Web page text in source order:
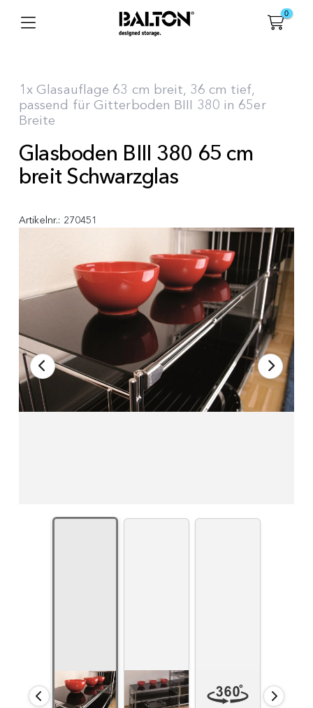
0
1x Glasauflage 63 cm breit, 36 cm tief,
passend für Gitterboden BIII 380 in 65er
Breite
Glasboden BIII 380 65 cm
breit Schwarzglas
Artikelnr.: 270451